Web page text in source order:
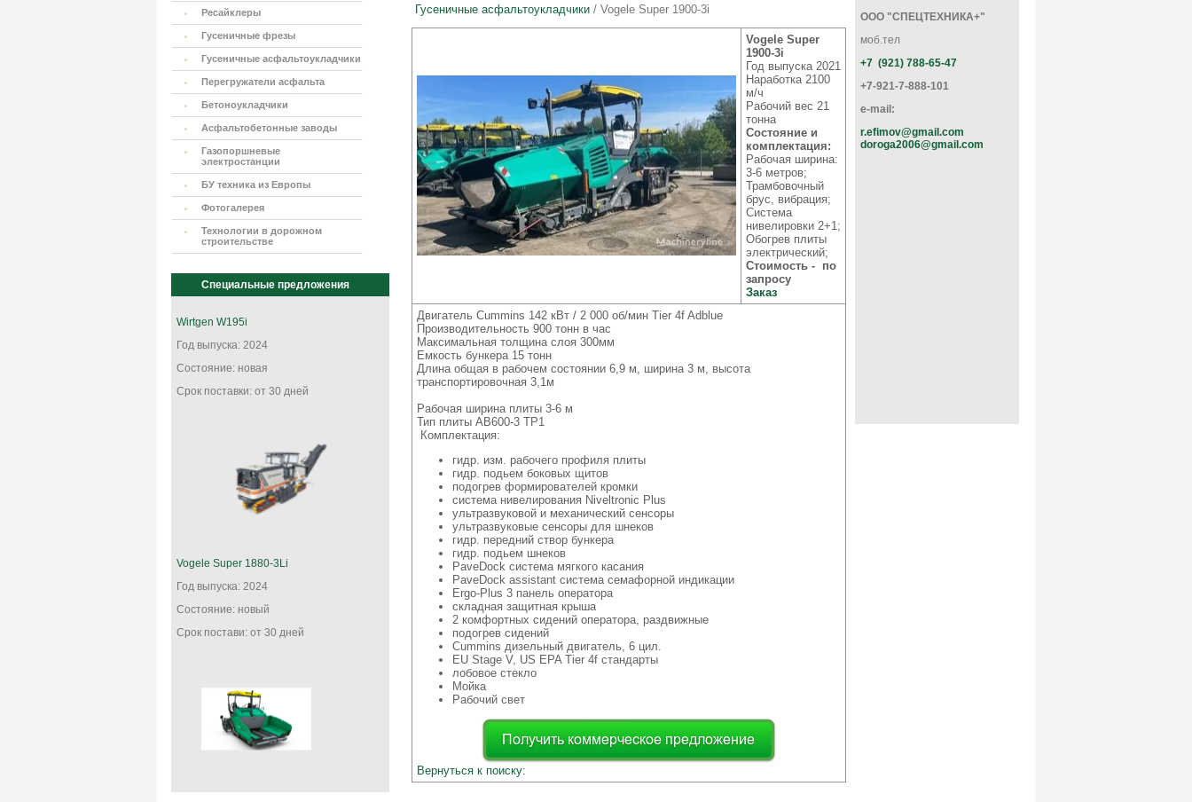
Ресайклеры
Гусеничные фрезы
Гусеничные асфальтоукладчики
Перегружатели асфальта
Бетоноукладчики
Асфальтобетонные заводы
Газопоршневые
электростанции
БУ техника из Европы
Фотогалерея
Технологии в дорожном
строительстве
Специальные предложения
Wirtgen W195i
Год выпуска: 2024
Состояние: новая
Срок поставки: от 30 дней
Vogele Super 1880-3Li
Год выпуска: 2024
Состояние: новый
Срок постави: от 30 дней
Гусеничные асфальтоукладчики / Vogele Super 1900-3i
Vogele Super
1900-3i
Год выпуска 2021
Наработка 2100
м/ч
Рабочий вес 21
тонна
Состояние и
комплектация:
Рабочая ширина:
3-6 метров;
Трамбовочный
брус, вибрация;
Система
нивелировки 2+1;
Обогрев плиты
электрический;
Стоимость - по
запросу
Заказ
Двигатель Cummins 142 кВт / 2 000 об/мин Tier 4f Adblue
Производительность 900 тонн в час
Максимальная толщина слоя 300мм
Емкость бункера 15 тонн
Длина общая в рабочем состоянии 6,9 м, ширина 3 м, высота
транспортировочная 3,1м
Рабочая ширина плиты 3-6 м
Тип плиты AB600-3 TP1
Комплектация:
гидр. изм. рабочего профиля плиты
гидр. подьем боковых щитов
подогрев формирователей кромки
система нивелирования Niveltronic Plus
ультразвуковой и механический сенсоры
ультразвуковые сенсоры для шнеков
гидр. передний створ бункера
гидр. подьем шнеков
PaveDock система мягкого касания
PaveDock assistant система семафорной индикации
Ergo-Plus 3 панель оператора
складная защитная крыша
2 комфортных сидений оператора, раздвижные
подогрев сидений
Cummins дизельный двигатель, 6 цил.
EU Stage V, US EPA Tier 4f стандарты
лобовое стекло
Мойка
Рабочий свет
Вернуться к поиску:
ООО "СПЕЦТЕХНИКА+"
моб.тел
+7 (921) 788-65-47
+7-921-7-888-101
e-mail:
r.efimov@gmail.com
doroga2006@gmail.com